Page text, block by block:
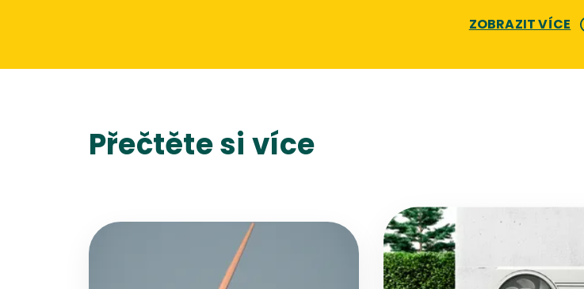
ZOBRAZIT VÍCE
Přečtěte si více
Přejít na detail článku
Přejít na detail článku